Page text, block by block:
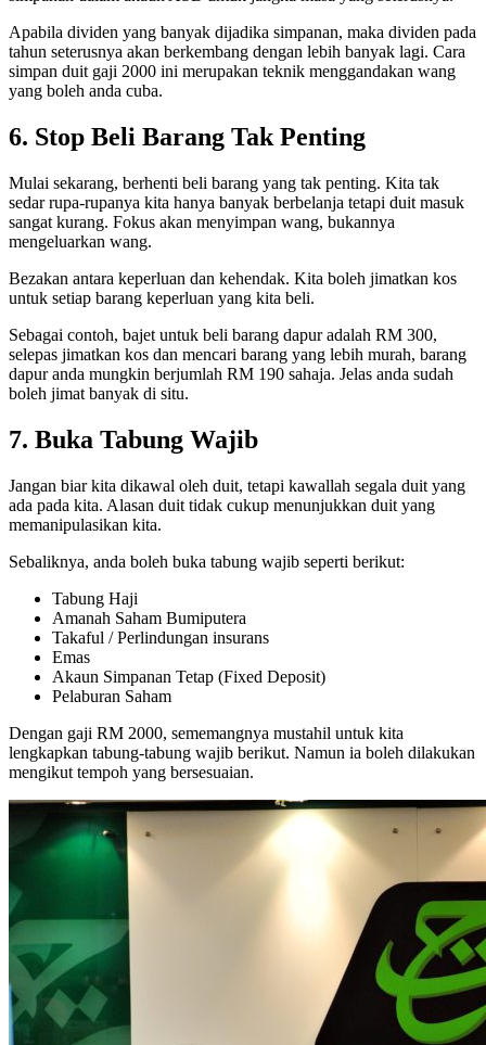
Apabila dividen yang banyak dijadika simpanan, maka dividen pada
tahun seterusnya akan berkembang dengan lebih banyak lagi. Cara
simpan duit gaji 2000 ini merupakan teknik menggandakan wang
yang boleh anda cuba.
6. Stop Beli Barang Tak Penting
Mulai sekarang, berhenti beli barang yang tak penting. Kita tak
sedar rupa-rupanya kita hanya banyak berbelanja tetapi duit masuk
sangat kurang. Fokus akan menyimpan wang, bukannya
mengeluarkan wang.
Bezakan antara keperluan dan kehendak. Kita boleh jimatkan kos
untuk setiap barang keperluan yang kita beli.
Sebagai contoh, bajet untuk beli barang dapur adalah RM 300,
selepas jimatkan kos dan mencari barang yang lebih murah, barang
dapur anda mungkin berjumlah RM 190 sahaja. Jelas anda sudah
boleh jimat banyak di situ.
7. Buka Tabung Wajib
Jangan biar kita dikawal oleh duit, tetapi kawallah segala duit yang
ada pada kita. Alasan duit tidak cukup menunjukkan duit yang
memanipulasikan kita.
Sebaliknya, anda boleh buka tabung wajib seperti berikut:
Tabung Haji
Amanah Saham Bumiputera
Takaful / Perlindungan insurans
Emas
Akaun Simpanan Tetap (Fixed Deposit)
Pelaburan Saham
Dengan gaji RM 2000, sememangnya mustahil untuk kita
lengkapkan tabung-tabung wajib berikut. Namun ia boleh dilakukan
mengikut tempoh yang bersesuaian.